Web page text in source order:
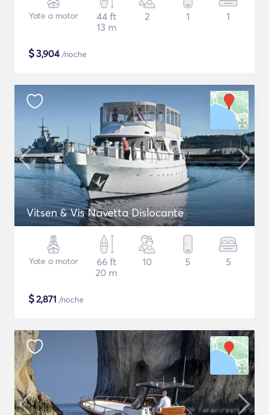
Yate a motor
44 ft
13 m
2 1 1
$3,904/noche
Vitsen & Vis Navetta Dislocante
Yate a motor
66 ft
20 m
10 5 5
$2,871 /noche